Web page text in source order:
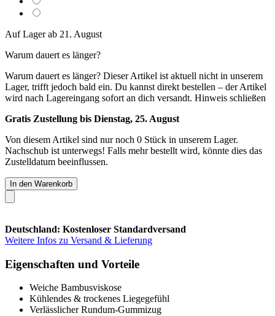
Auf Lager ab 21. August
Warum dauert es länger?
Warum dauert es länger? Dieser Artikel ist aktuell nicht in unserem
Lager, trifft jedoch bald ein. Du kannst direkt bestellen – der Artikel
wird nach Lagereingang sofort an dich versandt. Hinweis schließen
Gratis Zustellung bis Dienstag, 25. August
Von diesem Artikel sind nur noch 0 Stück in unserem Lager.
Nachschub ist unterwegs! Falls mehr bestellt wird, könnte dies das
Zustelldatum beeinflussen.
In den Warenkorb
Deutschland: Kostenloser Standardversand
Weitere Infos zu Versand & Lieferung
Eigenschaften und Vorteile
Weiche Bambusviskose
Kühlendes & trockenes Liegegefühl
Verlässlicher Rundum-Gummizug